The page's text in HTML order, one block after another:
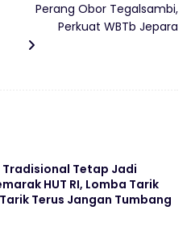
Perang Obor Tegalsambi,
Perkuat WBTb Jepara
Tradisional Tetap Jadi
HUT RI, Lomba Tarik
Terus Jangan Tumbang